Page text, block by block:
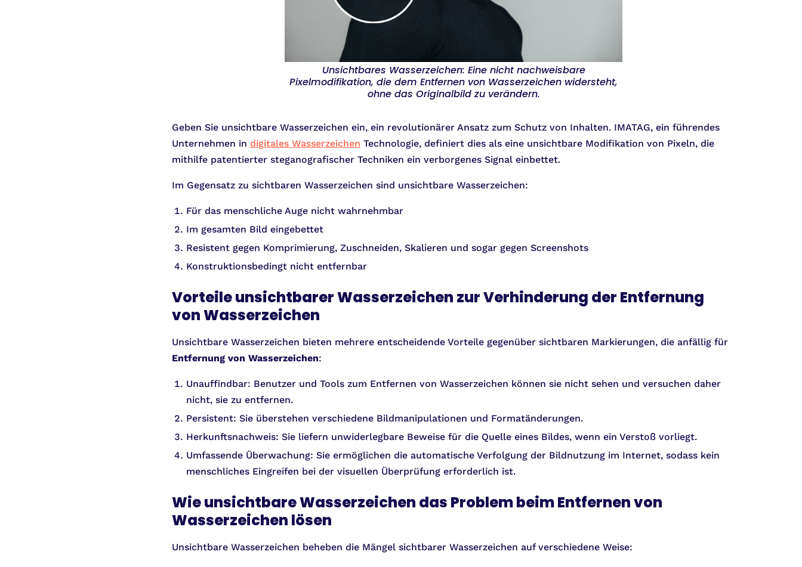
Unsichtbares Wasserzeichen: Eine nicht nachweisbare
Pixelmodifikation, die dem Entfernen von Wasserzeichen widersteht,
ohne das Originalbild zu verändern.
Geben Sie unsichtbare Wasserzeichen ein, ein revolutionärer Ansatz zum Schutz von Inhalten. IMATAG, ein führendes
Unternehmen in digitales Wasserzeichen Technologie, definiert dies als eine unsichtbare Modifikation von Pixeln, die
mithilfe patentierter steganografischer Techniken ein verborgenes Signal einbettet.
Im Gegensatz zu sichtbaren Wasserzeichen sind unsichtbare Wasserzeichen:
Für das menschliche Auge nicht wahrnehmbar
Im gesamten Bild eingebettet
Resistent gegen Komprimierung, Zuschneiden, Skalieren und sogar gegen Screenshots
Konstruktionsbedingt nicht entfernbar
Vorteile unsichtbarer Wasserzeichen zur Verhinderung der Entfernung
von Wasserzeichen
Unsichtbare Wasserzeichen bieten mehrere entscheidende Vorteile gegenüber sichtbaren Markierungen, die anfällig für
Entfernung von Wasserzeichen:
Unauffindbar: Benutzer und Tools zum Entfernen von Wasserzeichen können sie nicht sehen und versuchen daher
nicht, sie zu entfernen.
Persistent: Sie überstehen verschiedene Bildmanipulationen und Formatänderungen.
Herkunftsnachweis: Sie liefern unwiderlegbare Beweise für die Quelle eines Bildes, wenn ein Verstoß vorliegt.
Umfassende Überwachung: Sie ermöglichen die automatische Verfolgung der Bildnutzung im Internet, sodass kein
menschliches Eingreifen bei der visuellen Überprüfung erforderlich ist.
Wie unsichtbare Wasserzeichen das Problem beim Entfernen von
Wasserzeichen lösen
Unsichtbare Wasserzeichen beheben die Mängel sichtbarer Wasserzeichen auf verschiedene Weise: